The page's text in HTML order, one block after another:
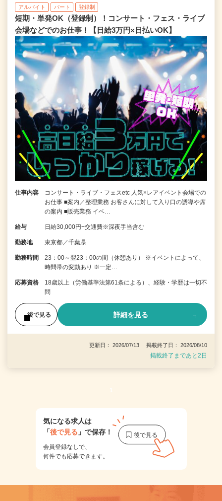
アルバイト パート 登録制
短期・単発OK（登録制）！コンサート・フェス・ライブ
会場などでのお仕事！【日給3万円×日払いOK】
仕事内容
コンサート・ライブ・フェスetc 人気×レアイベント会場での
お仕事 ■案内／整理業務 お客さんに対して入り口の誘導や席
の案内 ■販売業務 イベ…
給与 日給30,000円+交通費※深夜手当含む
勤務地 東京都／千葉県
勤務時間
23：00～翌23：00の間（休憩あり） ※イベントによって、
時間帯の変動あり ※一定…
応募資格
18歳以上（労働基準法第61条による）、経験・学歴は一切不
問
後で見る 詳細を見る
更新日： 2026/07/13 掲載終了日： 2026/08/10
掲載終了まであと2日
1
気になる求人は
「後で見る 」で保存！
会員登録なしで、
何件でも応募できます。